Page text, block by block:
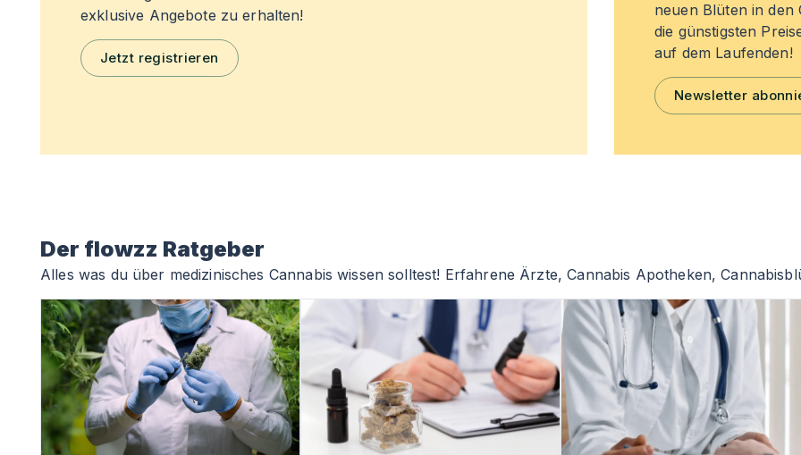
exklusive Angebote zu erhalten!
Jetzt registrieren
neuen Blüten in den
die günstigsten
auf dem Laufenden!
Newsletter
Der flowzz Ratgeber
Alles was du über medizinisches Cannabis wissen solltest! Erfahrene Ärzte, Cannabis Apotheken,